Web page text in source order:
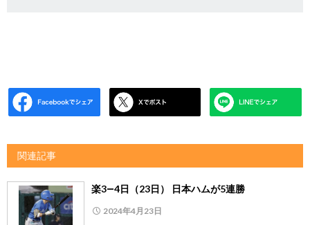
関連記事
楽3―4日（23日） 日本ハムが5連勝
2024年4月23日